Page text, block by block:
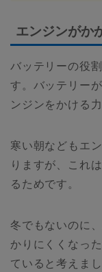
エンジンがか
バッテリーの役
す。バッテリー
ンジンをかける
寒い朝などもエ
りますが、これ
るためです。
冬でもないのに
かりにくくなっ
ていると考えまし